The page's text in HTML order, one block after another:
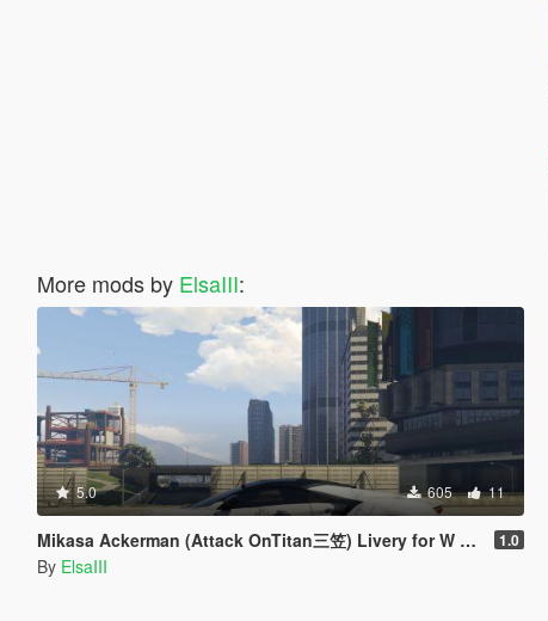
More mods by ElsaIII:
5.0 605 11
Mikasa Ackerman (Attack OnTitan三笠) Livery for W Motors Fenyr [4k] 1.0
By ElsaIII